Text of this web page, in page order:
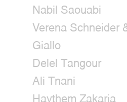
Nabil Saouabi
Verena Schneider
Giallo
Delel Tangour
Ali Tnani
Haythem Zakaria